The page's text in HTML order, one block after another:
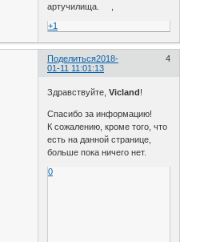
артучилища. ,
+1
Поделиться 4
2018-
01-11 11:01:13
Здравствуйте,Vicland!
Спасибо за информацию!
К сожалению, кроме того, что
есть на данной странице,
больше пока ничего нет.
0